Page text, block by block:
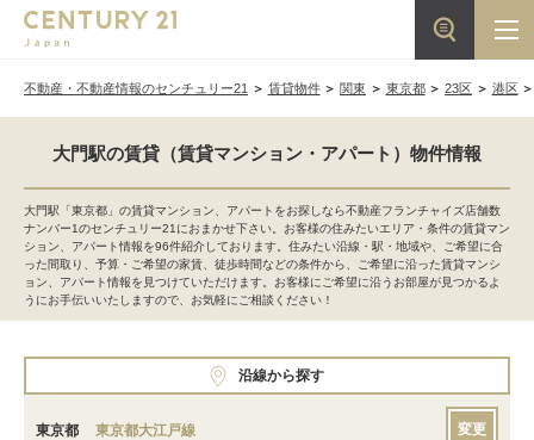
不動産・不動産情報のセンチュリー21 賃貸物件 関東 東京都 23区 港区
大門駅の賃貸（賃貸マンション・アパート）物件情報
大門駅「東京都」の賃貸マンション、アパートをお探しなら不動産フランチャイズ店舗数
ナンバー1のセンチュリー21におまかせ下さい。お客様の住みたいエリア・条件の賃貸マン
ション、アパート情報を96件紹介しております。住みたい沿線・駅・地域や、ご希望に合
った間取り、予算・ご希望の家賃、徒歩時間などの条件から、ご希望に沿った賃貸マンシ
ョン、アパート情報を見つけていただけます。お客様にご希望に沿うお部屋が見つかるよ
うにお手伝いいたしますので、お気軽にご相談ください！
沿線から探す
東京都 東京都大江戸線 変更